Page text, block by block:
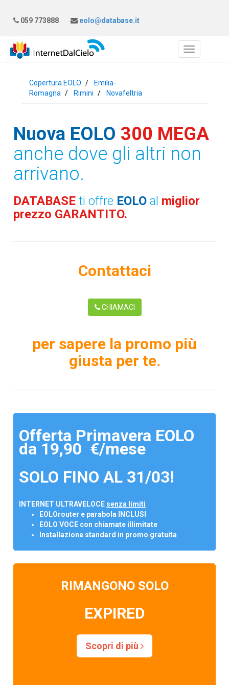
059 773888 eolo@database.it
Copertura EOLO
Emilia-
Romagna
Rimini Novafeltria
Nuova EOLO 300 MEGA
anche dove gli altri non
arrivano.
DATABASEti offre EOLO al miglior
prezzo GARANTITO.
Contattaci
CHIAMACI
per sapere la promo più
giusta per te.
Offerta Primavera EOLO
da 19,90 €/mese
SOLO FINO AL 31/03!
INTERNET ULTRAVELOCE senza limiti
EOLOrouter e parabola INCLUSI
EOLO VOCE con chiamate illimitate
Installazione standard in promo gratuita
RIMANGONO SOLO
EXPIRED
Scopri di più